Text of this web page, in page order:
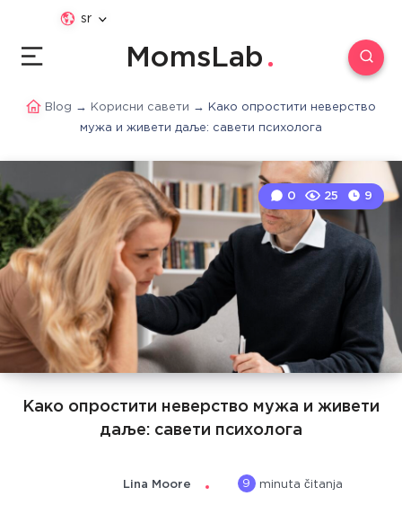
sr
MomsLab
Blog → Корисни савети → Како опростити неверство
мужа и живети даље: савети психолога
Како опростити неверство мужа и живети
даље: савети психолога
0 25 9
Lina Moore 9 minuta čitanja